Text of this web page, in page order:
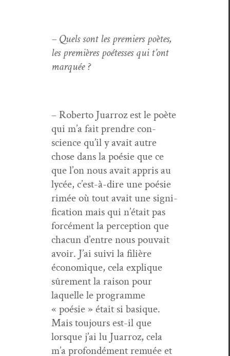
– Quels sont les pre­miers poètes,
les pre­mières poét­esses qui t’ont
marquée ?
– Rober­to Juar­roz est le poète
qui m’a fait pren­dre con­
science qu’il y avait autre
chose dans la poésie que ce
que l’on nous avait appris au
lycée, c’est-à-dire une poésie
rimée où tout avait une sig­ni­
fi­ca­tion mais qui n’était pas
for­cé­ment la per­cep­tion que
cha­cun d’entre nous pou­vait
avoir. J’ai suivi la fil­ière
économique, cela explique
sûre­ment la rai­son pour
laque­lle le pro­gramme
« poésie » était si basique.
Mais tou­jours est-il que
lorsque j’ai lu Juar­roz, cela
m’a pro­fondé­ment remuée et